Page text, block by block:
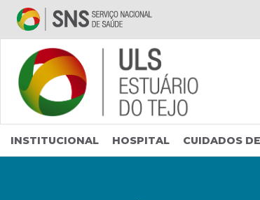
Saltar para conteúdo principal
INSTITUCIONAL HOSPITAL CUIDADOS